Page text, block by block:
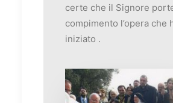
certe che il Signore
compimento l’opera che
iniziato .